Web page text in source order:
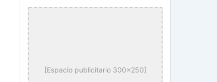
[Espacio publicitario 300x250]